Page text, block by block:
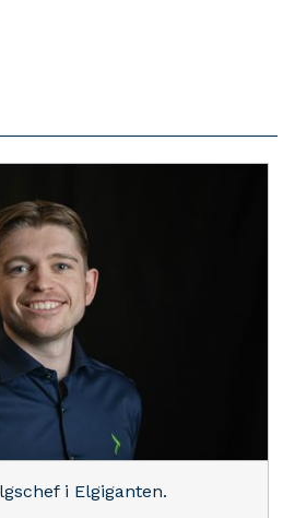
i Elgiganten.